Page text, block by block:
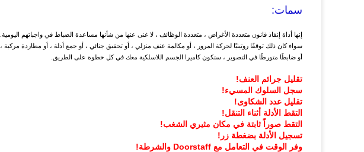
سمات:
إنها أداة إنفاذ قانون متعددة الأغراض ، متعددة الوظائف ، لا غنى عنها من شأنها مساعدة الضباط في واجباتهم اليومية.
سواء كان ذلك توقفًا روتينيًا لحركة المرور ، أو مكالمة عنف منزلي ، أو تحقيق جنائي ، أو جمع أدلة ، أو مطاردة مركبة ،
أو ضابطًا متورطًا في التصوير ، ستكون كاميرا الجسم اللاسلكية معك في كل خطوة على الطريق.
تقليل جرائم العنف!
سجل السلوك المسيء!
تقليل عدد الشكاوى!
التقط الأدلة أثناء التنقل!
التقط صوراً ثابتة في مكان مثيري الشغب!
تسجيل الأدلة بضغطة زر!
وفر الوقت في التعامل مع Doorstaff والشرطة!